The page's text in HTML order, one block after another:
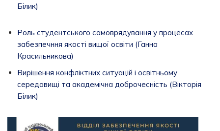
Білик)
Роль студентського самоврядування у процесах
забезпечння якості вищої освіти (Ганна
Красильникова)
Вирішення конфліктних ситуацій і освітньому
середовищі та академічна доброчесність (Вікторія
Білик)